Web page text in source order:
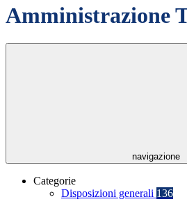
Amministrazione
navigazione
Categorie
Disposizioni generali 136